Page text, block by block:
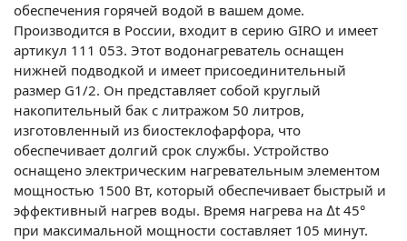
обеспечения горячей водой в вашем доме.
Производится в России, входит в серию GIRO и имеет
артикул 111 053. Этот водонагреватель оснащен
нижней подводкой и имеет присоединительный
размер G1/2. Он представляет собой круглый
накопительный бак с литражом 50 литров,
изготовленный из биостеклофарфора, что
обеспечивает долгий срок службы. Устройство
оснащено электрическим нагревательным элементом
мощностью 1500 Вт, который обеспечивает быстрый и
эффективный нагрев воды. Время нагрева на ∆t 45°
при максимальной мощности составляет 105 минут.